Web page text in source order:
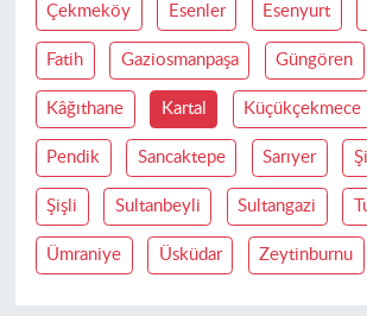
Çekmeköy Esenler Esenyurt
Fatih Gaziosmanpaşa Güngören
Kâğıthane Kartal Küçükçekmece
Pendik Sancaktepe Sarıyer
Şişli Sultanbeyli Sultangazi
Ümraniye Üsküdar Zeytinburnu